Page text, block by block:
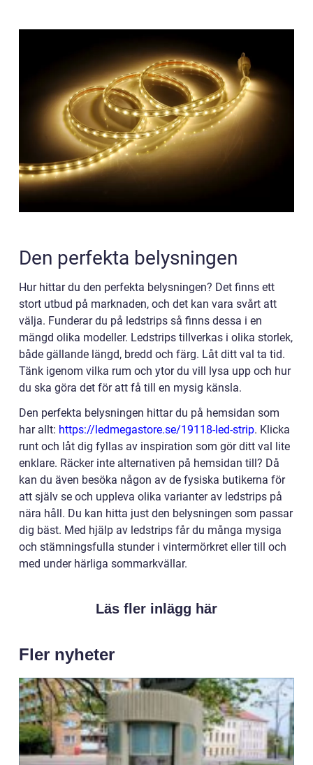
Den perfekta belysningen
Hur hittar du den perfekta belysningen? Det finns ett
stort utbud på marknaden, och det kan vara svårt att
välja. Funderar du på ledstrips så finns dessa i en
mängd olika modeller. Ledstrips tillverkas i olika storlek,
både gällande längd, bredd och färg. Låt ditt val ta tid.
Tänk igenom vilka rum och ytor du vill lysa upp och hur
du ska göra det för att få till en mysig känsla.
Den perfekta belysningen hittar du på hemsidan som
har allt: https://ledmegastore.se/19118-led-strip. Klicka
runt och låt dig fyllas av inspiration som gör ditt val lite
enklare. Räcker inte alternativen på hemsidan till? Då
kan du även besöka någon av de fysiska butikerna för
att själv se och uppleva olika varianter av ledstrips på
nära håll. Du kan hitta just den belysningen som passar
dig bäst. Med hjälp av ledstrips får du många mysiga
och stämningsfulla stunder i vintermörkret eller till och
med under härliga sommarkvällar.
Läs fler inlägg här
Fler nyheter